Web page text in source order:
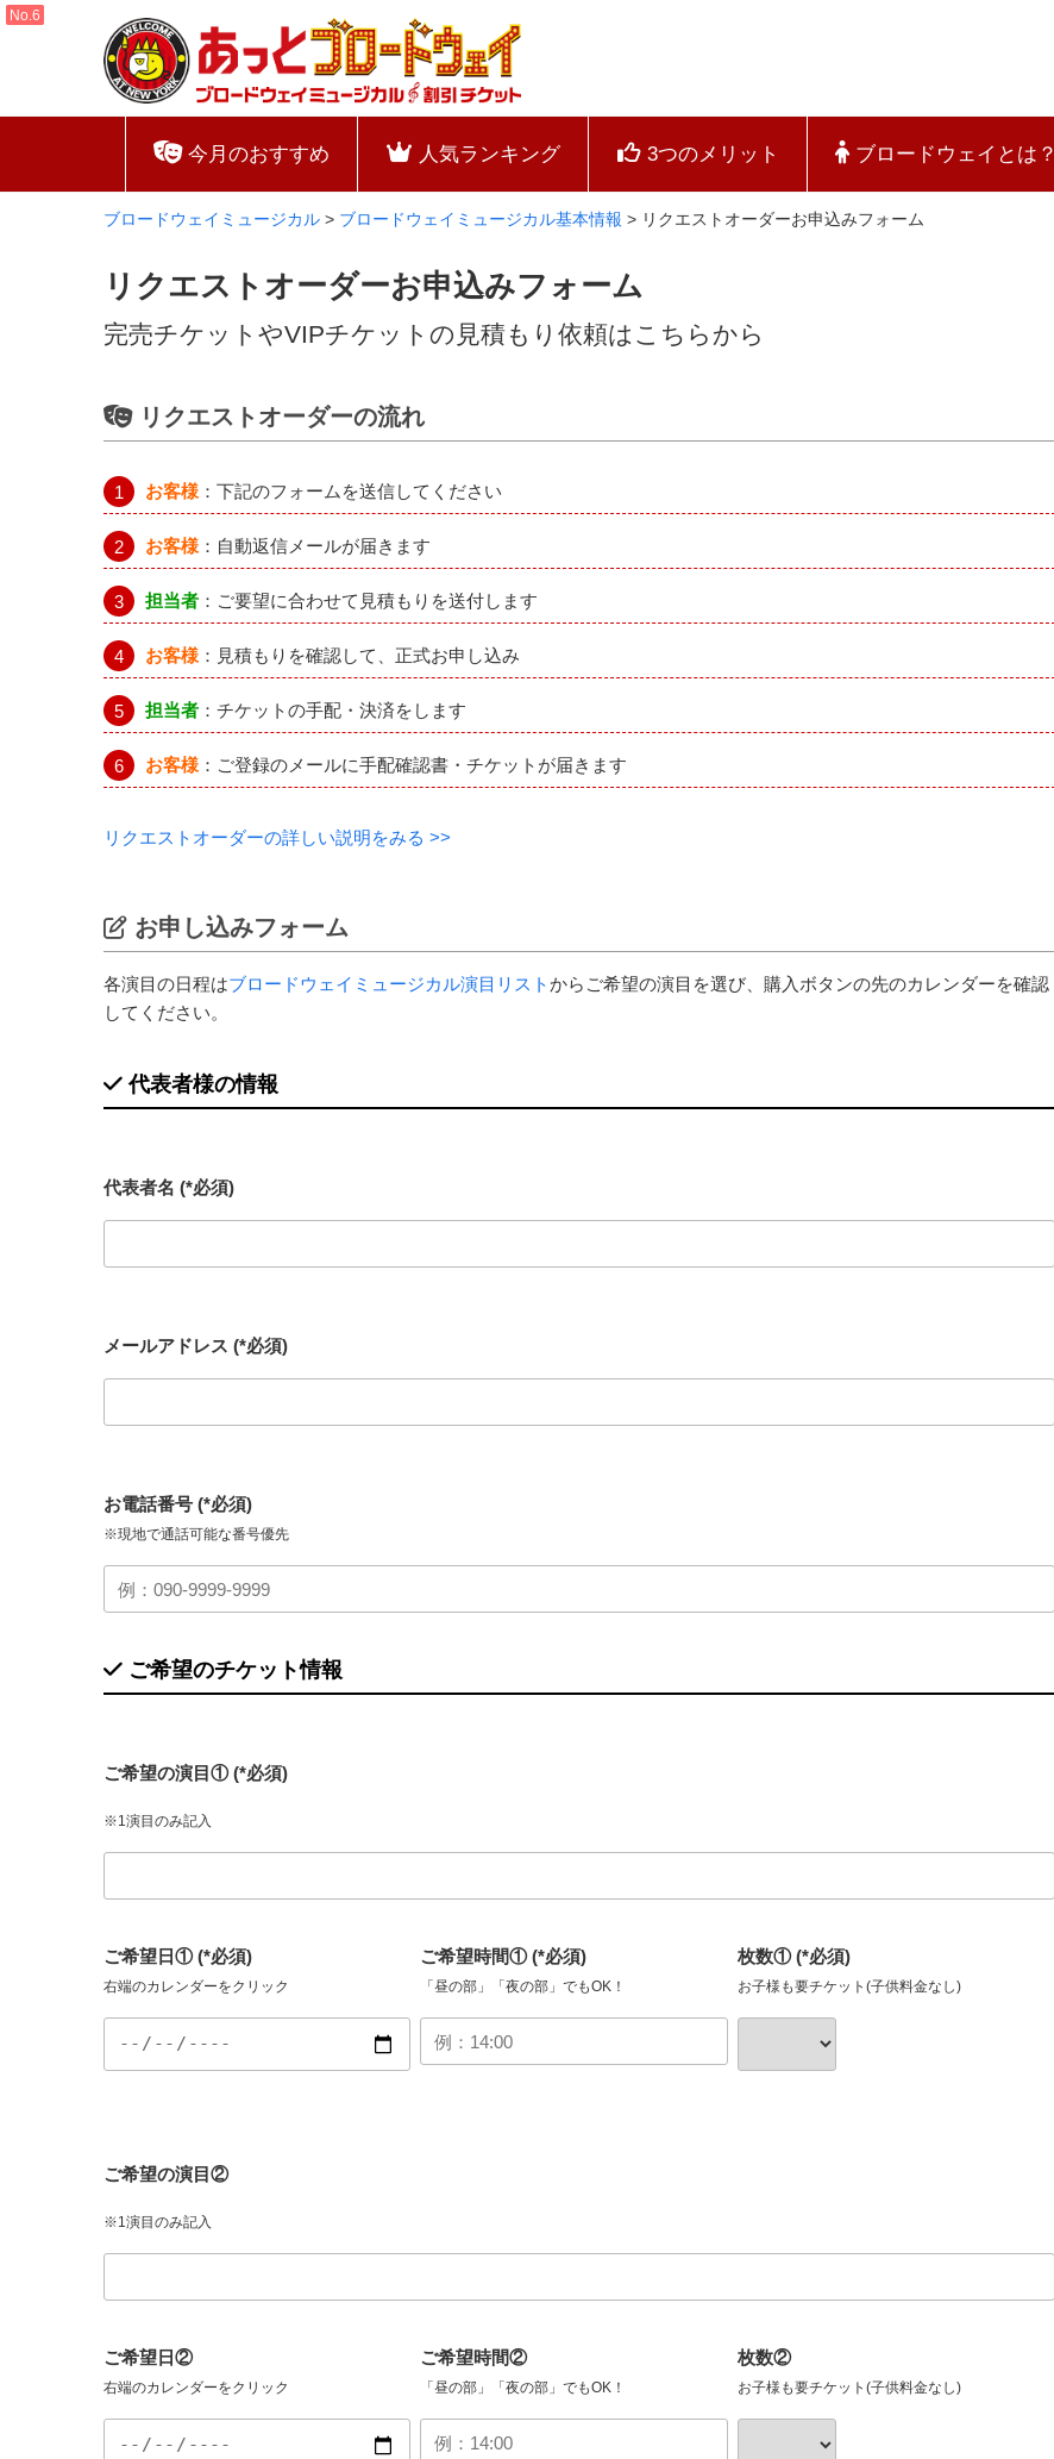
今月のおすすめ 人気ランキング 3つのメリット ブロードウェイとは？
ブロードウェイミュージカル > ブロードウェイミュージカル基本情報 > リクエストオーダーお申込みフォーム
リクエストオーダーお申込みフォーム
完売チケットやVIPチケットの見積もり依頼はこちらから
リクエストオーダーの流れ
お客様 ：下記のフォームを送信してください
お客様 ：自動返信メールが届きます
担当者 ：ご要望に合わせて見積もりを送付します
お客様 ：見積もりを確認して、正式お申し込み
担当者 ：チケットの手配・決済をします
お客様 ：ご登録のメールに手配確認書・チケットが届きます
リクエストオーダーの詳しい説明をみる >>
お申し込みフォーム
各演目の日程はブロードウェイミュージカル演目リストからご希望の演目を選び、購入ボタンの先のカレンダーを確認
してください。
代表者様の情報
代表者名 (*必須)
メールアドレス (*必須)
お電話番号 (*必須)
※現地で通話可能な番号優先
ご希望のチケット情報
ご希望の演目① (*必須)
※1演目のみ記入
ご希望日① (*必須)
右端のカレンダーをクリック
ご希望時間① (*必須)
「昼の部」「夜の部」でもOK！
枚数① (*必須)
お子様も要チケット(子供料金なし)
ご希望の演目②
※1演目のみ記入
ご希望日②
右端のカレンダーをクリック
ご希望時間②
「昼の部」「夜の部」でもOK！
枚数②
お子様も要チケット(子供料金なし)